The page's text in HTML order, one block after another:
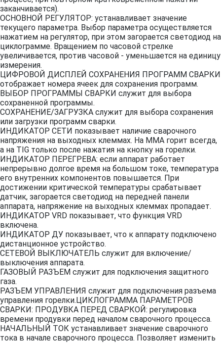
заканчивается).
ОСНОВНОЙ РЕГУЛЯТОР: устанавливает значение
текущего параметра. Выбор параметра осуществляется
нажатием на регулятор, при этом загорается светодиод на
циклограмме. Вращением по часовой стрелке
увеличивается, против часовой - уменьшается на единицу
измерения.
ЦИФРОВОЙ ДИСПЛЕЙ СОХРАНЕНИЯ ПРОГРАММ СВАРКИ
отображает номера ячеек для сохранения программ.
ВЫБОР ПРОГРАММЫ СВАРКИ служит для выбора
сохраненной программы.
СОХРАНЕНИЕ/ЗАГРУЗКА служит для выбора сохранения
или загрузки программ сварки.
ИНДИКАТОР СЕТИ показывает наличие сварочного
напряжения на выходных клеммах. На ММА горит всегда,
а на TIG только после нажатия на кнопку на горелки.
ИНДИКАТОР ПЕРЕГРЕВА: если аппарат работает
непрерывно долгое время на большом токе, температура
его внутренних компонентов повышается. При
достижении критической температуры срабатывает
датчик, загорается светодиод на передней панели
аппарата, напряжение на выходных клеммах пропадает.
ИНДИКАТОР VRD показывает, что функция VRD
включена.
ИНДИКАТОР ДУ показывает, что к аппарату подключено
дистанционное устройство.
СЕТЕВОЙ ВЫКЛЮЧАТЕЛЬ служит для включение/
выключения аппарата.
ГАЗОВЫЙ РАЗЪЕМ служит для подключения защитного
газа.
РАЗЪЕМ УПРАВЛЕНИЯ служит для подключения разъема
управления горелки.ЦИКЛОГРАММА ПАРАМЕТРОВ
СВАРКИ: ПРОДУВКА ПЕРЕД СВАРКОЙ: регулировка
времени продувки перед началом сварочного процесса.
НАЧАЛЬНЫЙ ТОК устанавливает значение сварочного
тока в начале сварочного процесса. Позволяет изменить